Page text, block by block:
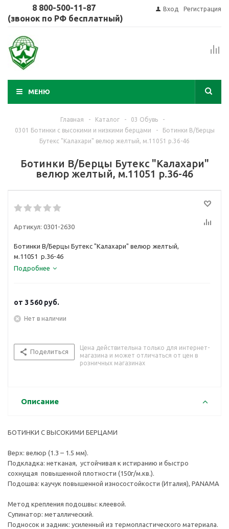
8 800-500-11-87
(звонок по РФ бесплатный)
Вход Регистрация
МЕНЮ
Главная - Каталог - 03 Обувь
-
0301 Ботинки с высокими и низкими берцами
-
Ботинки В/Берцы
Бутекс "Калахари" велюр желтый, м.11051 р.36-46
Ботинки В/Берцы Бутекс "Калахари"
велюр желтый, м.11051 р.36-46
Артикул: 0301-2630
Ботинки В/Берцы Бутекс "Калахари" велюр желтый,
м.11051 р.36-46
Подробнее
от 3 560 руб.
Нет в наличии
Поделиться
Цена действительна только для интернет-
магазина и может отличаться от цен в
розничных магазинах
Описание
БОТИНКИ С ВЫСОКИМИ БЕРЦАМИ
Верх: велюр (1.3 – 1.5 мм).
Подкладка: нетканая, устойчивая к истиранию и быстро
сохнущая повышенной плотности (150г/м.кв.).
Подошва: каучук повышенной износостойкости (Италия), PANAMA
Метод крепления подошвы: клеевой.
Супинатор: металлический.
Подносок и задник: усиленный из термопластического материала.